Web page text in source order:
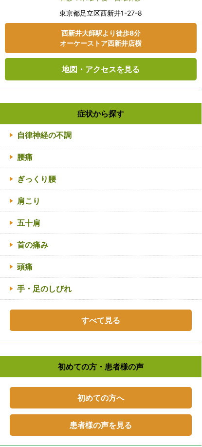
東京都⾜⽴区⻄新井1-27-8
⻄新井大師駅より徒歩8分
オーケーストア⻄新井店横
地図・アクセスを見る
症状から探す
自律神経の不調
腰痛
ぎっくり腰
肩こり
五十肩
首の痛み
頭痛
手・足のしびれ
すべて見る
初めての方・患者様の声
初めての方へ
患者様の声を見る